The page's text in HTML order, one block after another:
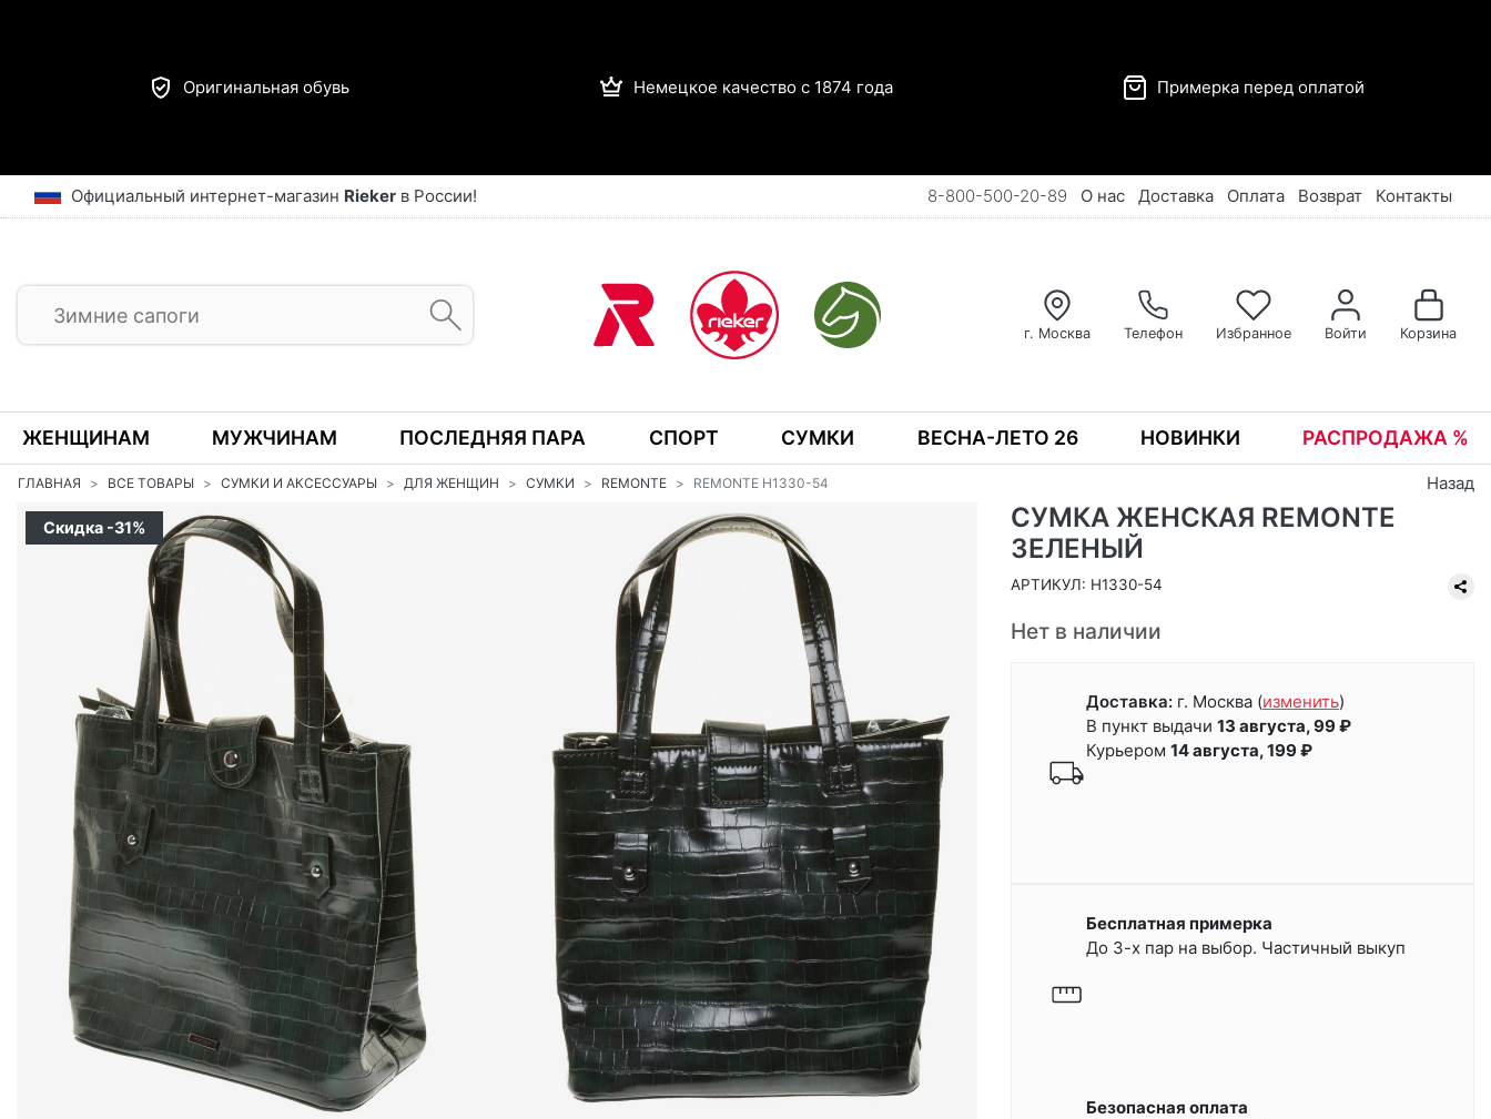
Оригинальная обувь Немецкое качество с 1874 года Примерка перед оплатой
Официальный интернет-магазин Rieker в России! 8-800-500-20-89 О нас Доставка Оплата Возврат Контакты
г. Москва Телефон Избранное Войти Корзина
ЖЕНЩИНАМ МУЖЧИНАМ ПОСЛЕДНЯЯ ПАРА СПОРТ СУМКИ ВЕСНА-ЛЕТО 26 НОВИНКИ РАСПРОДАЖА %
ГЛАВНАЯ ВСЕ ТОВАРЫ СУМКИ И АКСЕССУАРЫ ДЛЯ ЖЕНЩИН СУМКИ REMONTE REMONTE H1330-54 Назад
Скидка -31%
СУМКА ЖЕНСКАЯ REMONTE
ЗЕЛЕНЫЙ
АРТИКУЛ: H1330-54
Нет в наличии
Доставка: г. Москва (изменить)
В пункт выдачи 13 августа, 99 ₽
Курьером 14 августа, 199 ₽
Бесплатная примерка
До 3-х пар на выбор. Частичный выкуп
Безопасная оплата